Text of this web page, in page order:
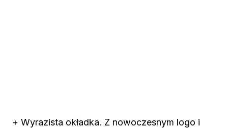
+ Wyrazista okładka. Z nowoczesnym logo i